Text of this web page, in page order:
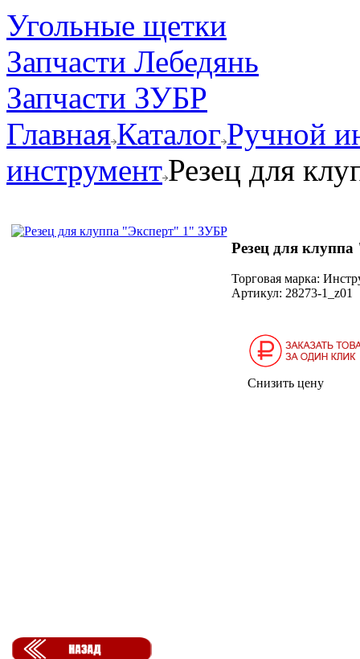
Угольные щетки
Запчасти Лебедянь
Запчасти ЗУБР
ГлавнаяКаталог Ручной
инструментРезец для
Резец для
Торговая марка:
Артикул: 28273-1_z01
Снизить цену